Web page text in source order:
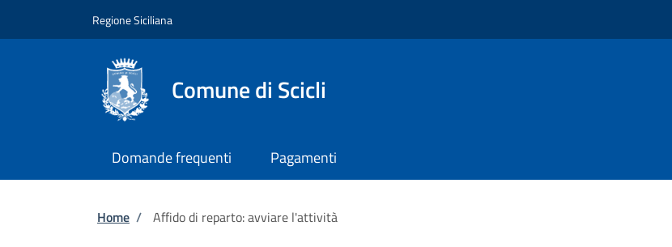
Regione Siciliana
Comune di Scicli
Domande frequenti Pagamenti
Briciole di pane
Home / Affido di reparto: avviare l'attività